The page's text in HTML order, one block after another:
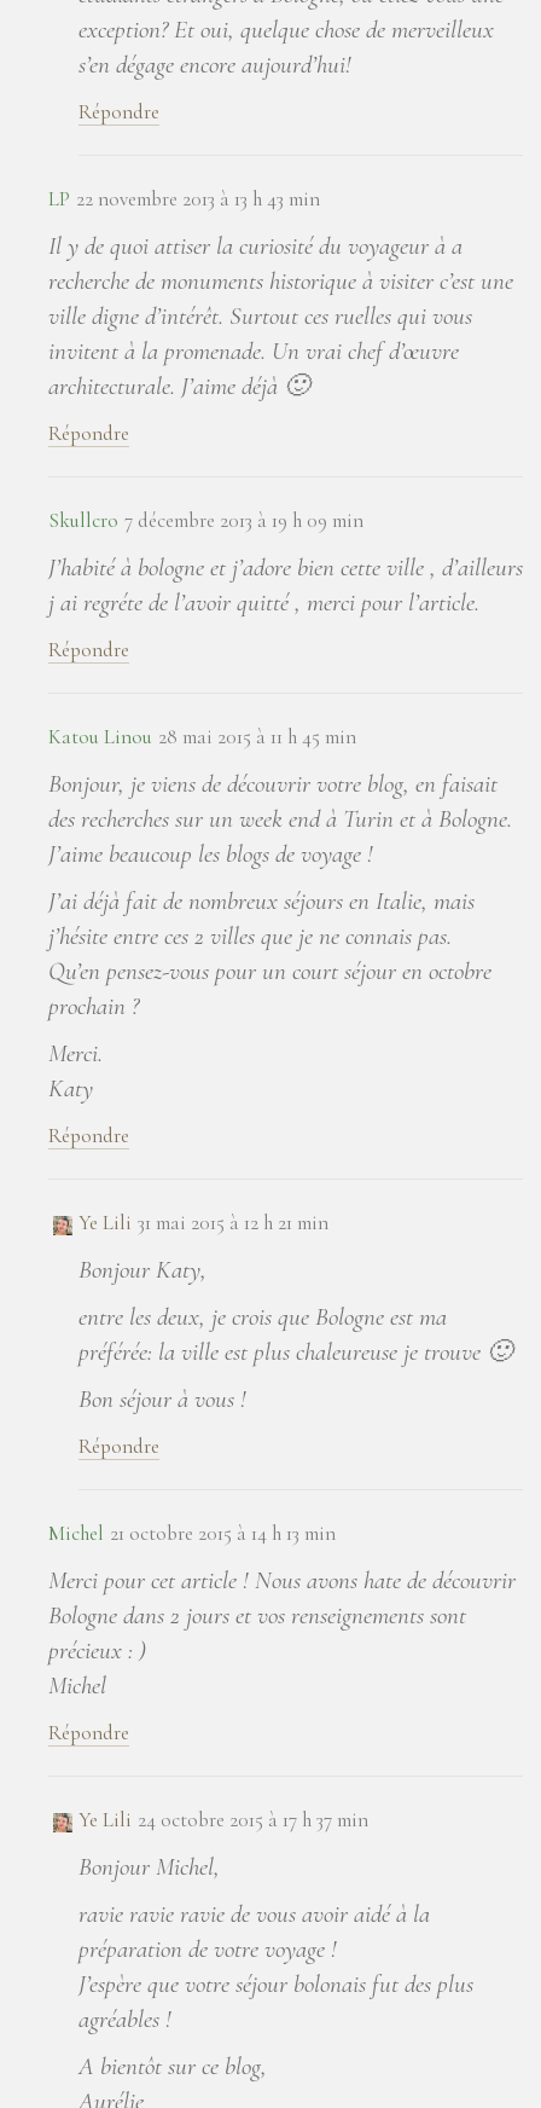
exception? Et oui, quelque chose de merveilleux
s’en dégage encore aujourd’hui!
Répondre
LP 22 novembre 2013 à 13 h 43 min
Il y de quoi attiser la curiosité du voyageur à a
recherche de monuments historique à visiter c’est une
ville digne d’intérêt. Surtout ces ruelles qui vous
invitent à la promenade. Un vrai chef d’œuvre
architecturale. J’aime déjà 🙂
Répondre
Skullcro 7 décembre 2013 à 19 h 09 min
J’habité à bologne et j’adore bien cette ville , d’ailleurs
j ai regréte de l’avoir quitté , merci pour l’article.
Répondre
Katou Linou 28 mai 2015 à 11 h 45 min
Bonjour, je viens de découvrir votre blog, en faisait
des recherches sur un week end à Turin et à Bologne.
J’aime beaucoup les blogs de voyage !
J’ai déjà fait de nombreux séjours en Italie, mais
j’hésite entre ces 2 villes que je ne connais pas.
Qu’en pensez-vous pour un court séjour en octobre
prochain ?
Merci.
Katy
Répondre
Ye Lili 31 mai 2015 à 12 h 21 min
Bonjour Katy,
entre les deux, je crois que Bologne est ma
préférée: la ville est plus chaleureuse je trouve 🙂
Bon séjour à vous !
Répondre
Michel 21 octobre 2015 à 14 h 13 min
Merci pour cet article ! Nous avons hate de découvrir
Bologne dans 2 jours et vos renseignements sont
précieux : )
Michel
Répondre
Ye Lili 24 octobre 2015 à 17 h 37 min
Bonjour Michel,
ravie ravie ravie de vous avoir aidé à la
préparation de votre voyage !
J’espère que votre séjour bolonais fut des plus
agréables !
A bientôt sur ce blog,
Aurélie